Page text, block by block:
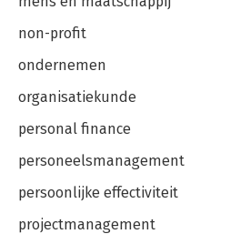
non-profit
ondernemen
organisatiekunde
personal finance
personeelsmanagement
persoonlijke effectiviteit
projectmanagement